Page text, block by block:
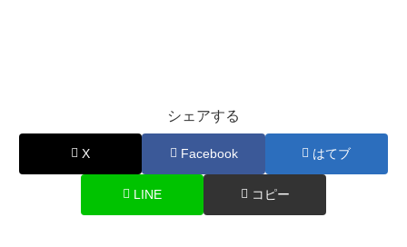
シェアする
X Facebook はてブ
LINE コピー